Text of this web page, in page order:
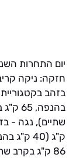
יום התחרות
חזקה: ניקה
86 ק"ג בקרב